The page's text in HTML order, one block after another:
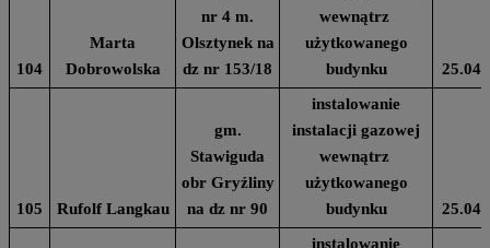
104
Marta
Dobrowolska
nr 4 m.
Olsztynek na
dz nr 153/18
wewnątrz
użytkowanego
budynku
105 Rufolf Langkau
gm.
Stawiguda
obr Gryźliny
na dz nr 90
instalowanie
instalacji gazowej
wewnątrz
użytkowanego
budynku
instalowanie